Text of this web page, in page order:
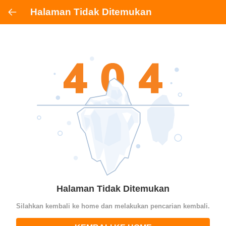
Halaman Tidak Ditemukan
Halaman Tidak Ditemukan
Silahkan kembali ke home dan melakukan pencarian kembali.